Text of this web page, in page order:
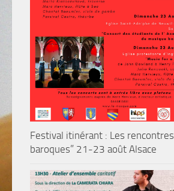
Festival itinérant : Les rencontres
baroques” 21-23 août Alsace